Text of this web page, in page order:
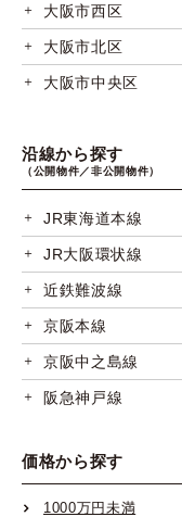
大阪市西区
大阪市北区
大阪市中央区
沿線から探す
（公開物件／非公開物件）
JR東海道本線
JR大阪環状線
近鉄難波線
京阪本線
京阪中之島線
阪急神戸線
阪急京都線
阪神本線
価格から探す
1000万円未満